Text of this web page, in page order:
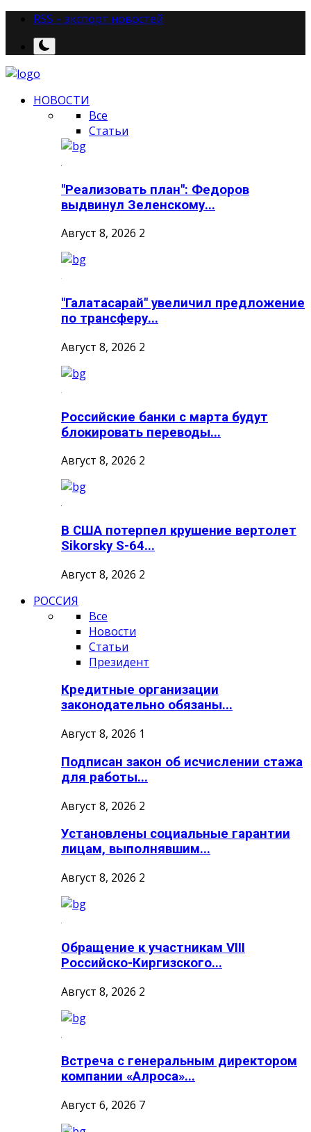
RSS – экспорт новостей
НОВОСТИ
Все
Статьи
"Реализовать план": Федоров
выдвинул Зеленскому...
Август 8, 2026 2
"Галатасарай" увеличил предложение
по трансферу...
Август 8, 2026 2
Российские банки с марта будут
блокировать переводы...
Август 8, 2026 2
В США потерпел крушение вертолет
Sikorsky S-64...
Август 8, 2026 2
РОССИЯ
Все
Новости
Статьи
Президент
Кредитные организации
законодательно обязаны...
Август 8, 2026 1
Подписан закон об исчислении стажа
для работы...
Август 8, 2026 2
Установлены социальные гарантии
лицам, выполнявшим...
Август 8, 2026 2
Обращение к участникам VIII
Российско-Киргизского...
Август 8, 2026 2
Встреча с генеральным директором
компании «Алроса»...
Август 6, 2026 7